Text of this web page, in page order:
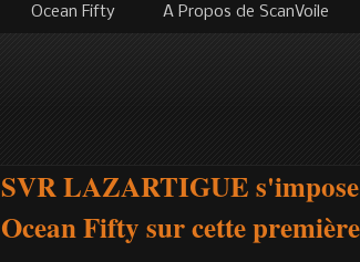
Ocean Fifty A Propos de ScanVoile
SVR LAZARTIGUE
Ocean Fifty sur cette